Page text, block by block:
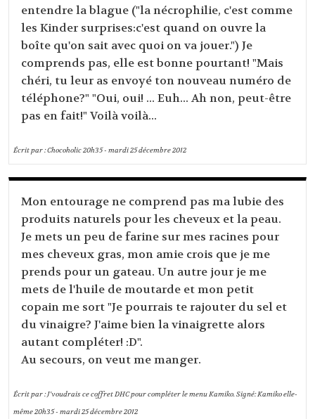
entendre la blague ("la nécrophilie, c'est comme
les Kinder surprises:c'est quand on ouvre la
boîte qu'on sait avec quoi on va jouer.") Je
comprends pas, elle est bonne pourtant! "Mais
chéri, tu leur as envoyé ton nouveau numéro de
téléphone?" "Oui, oui! ... Euh... Ah non, peut-être
pas en fait!" Voilà voilà...
Écrit par :Chocoholic20h35-mardi 25décembre 2012
Mon entourage ne comprend pas ma lubie des
produits naturels pour les cheveux et la peau.
Je mets un peu de farine sur mes racines pour
mes cheveux gras, mon amie crois que je me
prends pour un gateau. Un autre jour je me
mets de l'huile de moutarde et mon petit
copain me sort "Je pourrais te rajouter du sel et
du vinaigre? J'aime bien la vinaigrette alors
autant compléter! :D".
Au secours, on veut me manger.
Écrit par :J'voudrais ce coffret DHC pour compléter le menu Kamiko. Signé: Kamiko elle-
même20h35-mardi 25décembre 2012